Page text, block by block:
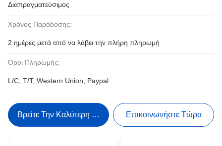
Διαπραγματεύσιμος
Χρόνος Παράδοσης:
2 ημέρες μετά από να λάβει την πλήρη πληρωμή
Όροι Πληρωμής:
L/C, T/T, Western Union, Paypal
Βρείτε Την Καλύτερη Τιμή Επικοινωνήστε Τώρα